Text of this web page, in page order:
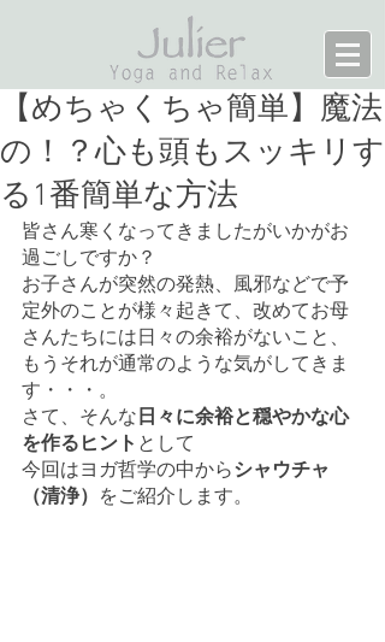
【めちゃくちゃ簡単】魔法
の！？心も頭もスッキリす
る1番簡単な方法
皆さん寒くなってきましたがいかがお
過ごしですか？
お子さんが突然の発熱、風邪などで予
定外のことが様々起きて、改めてお母
さんたちには日々の余裕がないこと、
もうそれが通常のような気がしてきま
す・・・。
さて、そんな 日々に余裕と穏やかな心
を作るヒント として
今回はヨガ哲学の中からシャウチャ
（清浄） をご紹介します。